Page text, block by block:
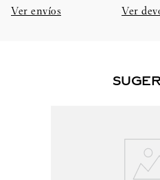
Ver envíos Ver